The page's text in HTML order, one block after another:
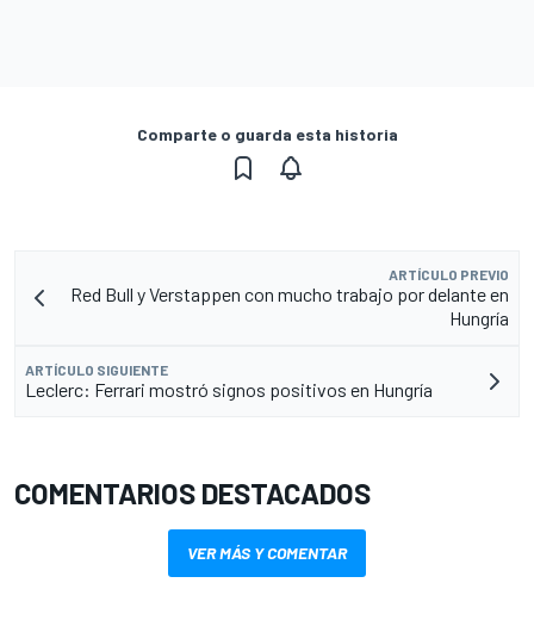
Comparte o guarda esta historia
ARTÍCULO PREVIO
Red Bull y Verstappen con mucho trabajo por delante en
Hungría
ARTÍCULO SIGUIENTE
Leclerc: Ferrari mostró signos positivos en Hungría
COMENTARIOS DESTACADOS
VER MÁS Y COMENTAR